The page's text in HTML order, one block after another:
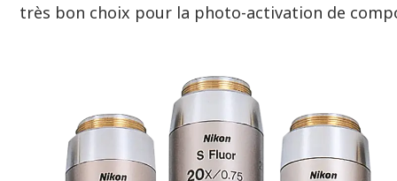
très bon choix pour la photo-activation de